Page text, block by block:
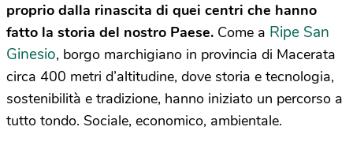
proprio dalla rinascita di quei centri che hanno
fatto la storia del nostro Paese. Come a Ripe San
Ginesio, borgo marchigiano in provincia di Macerata
circa 400 metri d’altitudine, dove storia e tecnologia,
sostenibilità e tradizione, hanno iniziato un percorso a
tutto tondo. Sociale, economico, ambientale.